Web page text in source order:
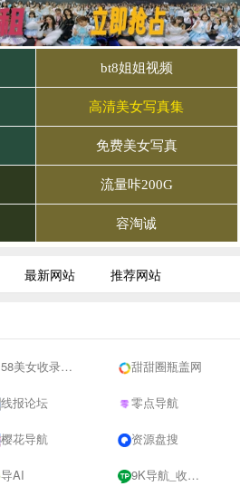
最新网站 推荐网站
58美女收录网-自动收录网站-流量交换-自动链 甜甜圈瓶盖网
线报论坛 零点导航
樱花导航 资源盘搜
导AI 9K导航_收录网-网址收录-网址导航-收录网站-自助广告系统